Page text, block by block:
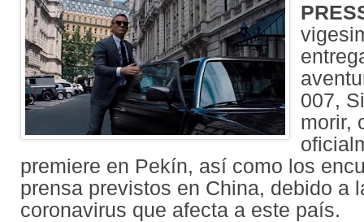
007,
morir,
premiere en Pekín, así como los
prensa previstos en China, debido a
coronavirus que afecta a este país.